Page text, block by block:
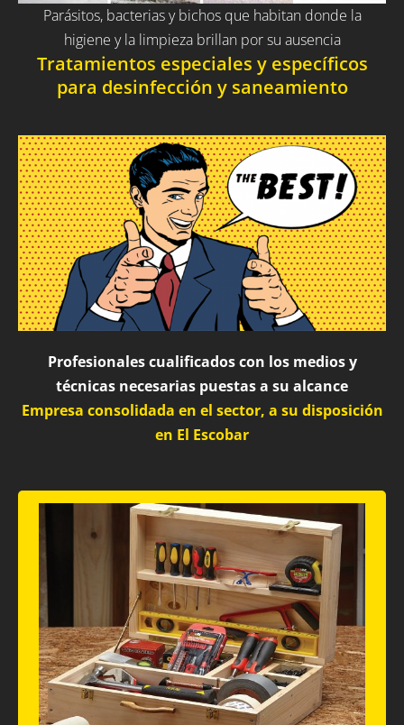
Parásitos, bacterias y bichos que habitan donde la
higiene y la limpieza brillan por su ausencia
Tratamientos especiales y específicos
para desinfección y saneamiento
Profesionales cualificados con los medios y
técnicas necesarias puestas a su alcance
Empresa consolidada en el sector, a su disposición
en El Escobar